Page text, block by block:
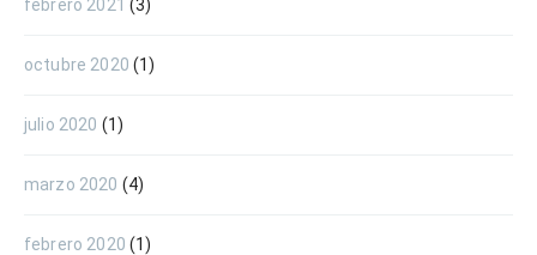
febrero 2021 (3)
octubre 2020 (1)
julio 2020 (1)
marzo 2020 (4)
febrero 2020 (1)